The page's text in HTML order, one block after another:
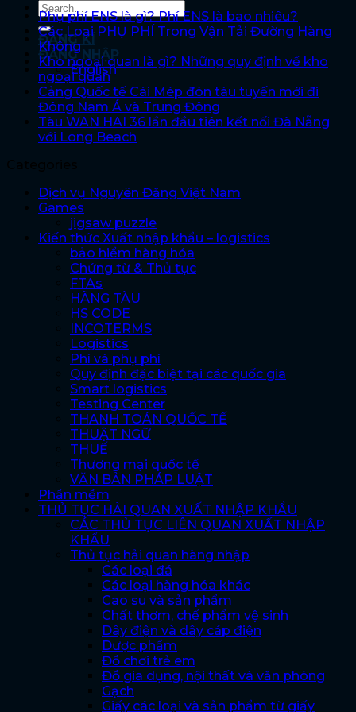
ĐĂNG KÍ
ĐĂNG NHẬP
English
Phụ phí ENS là gì? Phí ENS là bao nhiêu?
Các Loại PHỤ PHÍ Trong Vận Tải Đường Hàng
Không
Kho ngoại quan là gì? Những quy định về kho
ngoại quan
Cảng Quốc tế Cái Mép đón tàu tuyến mới đi
Đông Nam Á và Trung Đông
Tàu WAN HAI 36 lần đầu tiên kết nối Đà Nẵng
với Long Beach
Dịch vụ Nguyên Đăng Việt Nam
Games
jigsaw puzzle
Kiến thức Xuất nhập khẩu – logistics
bảo hiểm hàng hóa
Chứng từ & Thủ tục
FTAs
HÃNG TÀU
HS CODE
INCOTERMS
Logistics
Phí và phụ phí
Quy định đặc biệt tại các quốc gia
Smart logistics
Testing Center
THANH TOÁN QUỐC TẾ
THUẬT NGỮ
THUẾ
Thương mại quốc tế
VĂN BẢN PHÁP LUẬT
Phần mềm
THỦ TỤC HẢI QUAN XUẤT NHẬP KHẨU
CÁC THỦ TỤC LIÊN QUAN XUẤT NHẬP
KHẨU
Thủ tục hải quan hàng nhập
Các loại đá
Các loại hàng hóa khác
Cao su và sản phẩm
Chất thơm, chế phẩm vệ sinh
Dây điện và dây cáp điện
Dược phẩm
Đồ chơi trẻ em
Đồ gia dụng, nội thất và văn phòng
Gạch
Giấy các loại và sản phẩm từ giấy